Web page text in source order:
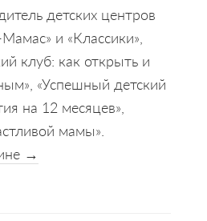
детских центров
и «Классики»,
клуб: как открыть и
«Успешный детский
на 12 месяцев»,
мамы».
→